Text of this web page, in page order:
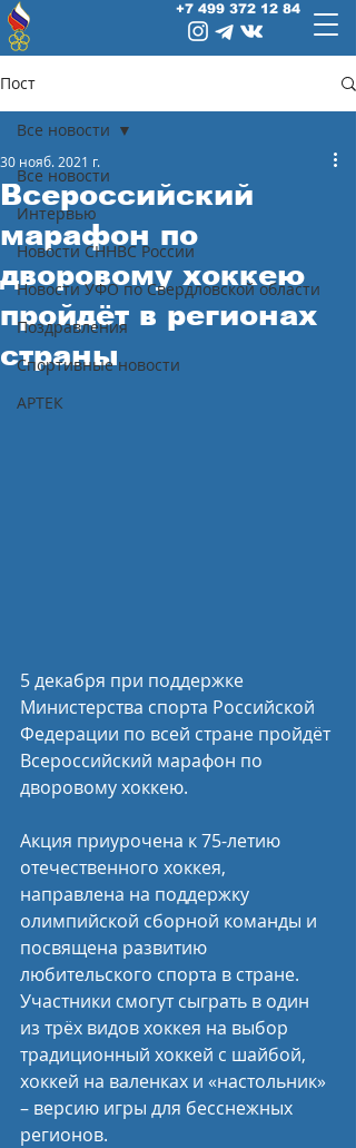
+7 499 372 12 84
Пост
Все новости
Интервью
Новости СННВС России
Новости УФО по Свердловской области
Поздравления
Спортивные новости
АРТЕК
Все новости
Всероссийский
марафон по
дворовому хоккею
пройдёт в регионах
страны
30 нояб. 2021 г.
5 декабря при поддержке
Министерства спорта Российской
Федерации по всей стране пройдёт
Всероссийский марафон по
дворовому хоккею.
Акция приурочена к 75-летию
отечественного хоккея,
направлена на поддержку
олимпийской сборной команды и
посвящена развитию
любительского спорта в стране.
Участники смогут сыграть в один
из трёх видов хоккея на выбор
традиционный хоккей с шайбой,
хоккей на валенках и «настольник»
– версию игры для бесснежных
регионов.